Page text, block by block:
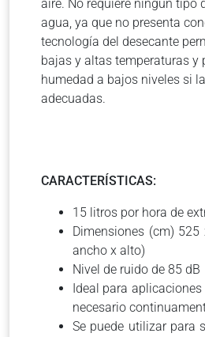
aire. No requiere ningún tipo
agua, ya que no presenta
tecnología del desecante
bajas y altas temperaturas y
humedad a bajos niveles si
adecuadas.
CARACTERÍSTICAS:
15 litros por hora de
Dimensiones (cm)
ancho x alto)
Nivel de ruido de 85 dB
Ideal para
necesario
Se puede utilizar para